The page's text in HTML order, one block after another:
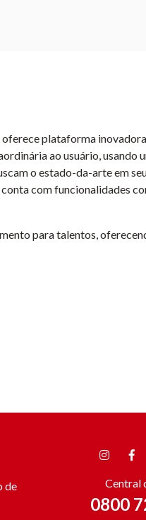
plataforma
ao usuário, usando
o estado-da-arte em
com funcionalidades
para talentos,
de
Central
0800